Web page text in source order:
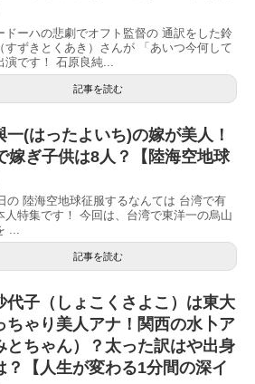
ドーハの悲劇でオフト監督の 通訳をした鈴
すずきとくあき）さんが 「あいつ今何して
演です！ 石原良純...
記事を読む
一(はったよいち)の嫁が美人！
嫁ぎ子供は8人？【陸海空地球
の 陸海空地球征服するなんては 台湾で有
人特集です！ 今回は、台湾で東洋一の烏山
...
記事を読む
代子（しょこくさよこ）は東大
ちゃり美人アナ！関西の水卜ア
とちゃん）？太った訳はや出身
？【人生が変わる1分間の深イ